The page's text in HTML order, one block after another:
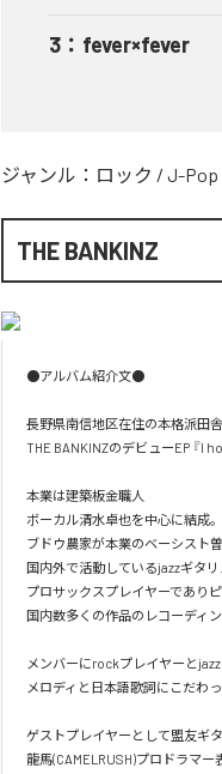
3 ： fever×fever
ジャンル： ロック / J-Pop
THE BANKINZ
●アルバム紹介文●
長野県南信地区在住の本格派田
THE BANKINZのデビューEP 『I
本業は建築板金職人
ボーカル清水卓也を中心に結成。
ブドウ農家が本業のベーシスト曽
国内外で活動しているjazzギタリ
プロサックスプレイヤーであり
国内数多くの作品のレコーディ
メンバーにrockプレイヤーと
メロディと日本語歌詞にこだわ
ゲストプレイヤーとして盟友ギ
龍馬(CAMELRUSH)プロドラマー